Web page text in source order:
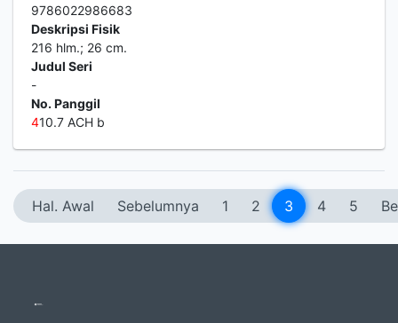
9786022986683
Deskripsi Fisik
216 hlm.; 26 cm.
Judul Seri
-
No. Panggil
410.7 ACH b
Hal. Awal Sebelumnya 1 2 3 4 5